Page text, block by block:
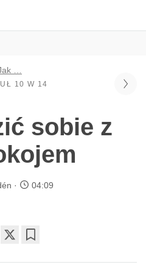
…
10 W 14
sobie z
04:09